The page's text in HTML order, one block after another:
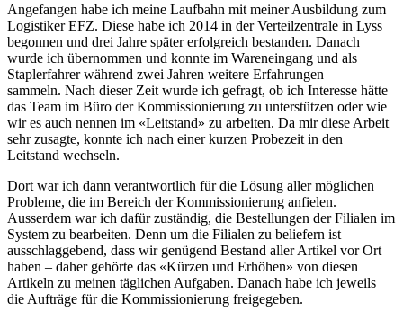
Angefangen habe ich meine Laufbahn mit meiner Ausbildung zum
Logistiker EFZ. Diese habe ich 2014 in der Verteilzentrale in Lyss
begonnen und drei Jahre später erfolgreich bestanden. Danach
wurde ich übernommen und konnte im Wareneingang und als
Staplerfahrer während zwei Jahren weitere Erfahrungen
sammeln. Nach dieser Zeit wurde ich gefragt, ob ich Interesse hätte
das Team im Büro der Kommissionierung zu unterstützen oder wie
wir es auch nennen im «Leitstand» zu arbeiten. Da mir diese Arbeit
sehr zusagte, konnte ich nach einer kurzen Probezeit in den
Leitstand wechseln.
Dort war ich dann verantwortlich für die Lösung aller möglichen
Probleme, die im Bereich der Kommissionierung anfielen.
Ausserdem war ich dafür zuständig, die Bestellungen der Filialen im
System zu bearbeiten. Denn um die Filialen zu beliefern ist
ausschlaggebend, dass wir genügend Bestand aller Artikel vor Ort
haben – daher gehörte das «Kürzen und Erhöhen» von diesen
Artikeln zu meinen täglichen Aufgaben. Danach habe ich jeweils
die Aufträge für die Kommissionierung freigegeben.